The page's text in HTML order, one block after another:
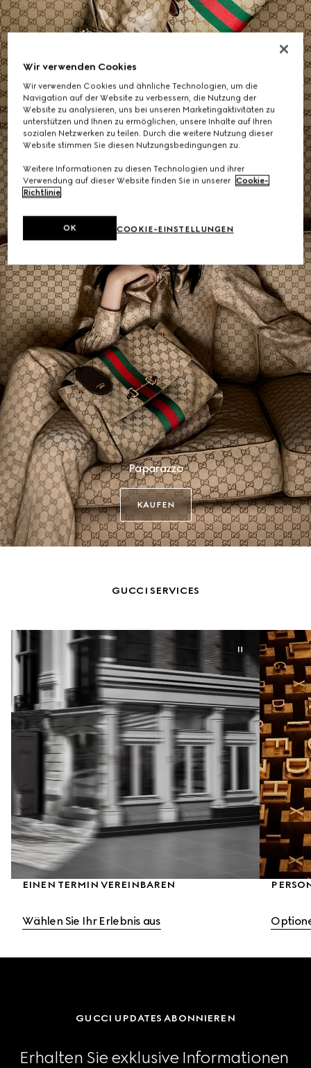
KAUFEN
Paparazzo
KAUFEN
GUCCI SERVICES
EINEN TERMIN VEREINBAREN
Wählen Sie Ihr Erlebnis aus
GUCCI UPDATES ABONNIEREN
Erhalten Sie exklusive Informationen
Wir verwenden Cookies
Wir verwenden Cookies und ähnliche Technologien, um die
Navigation auf der Website zu verbessern, die Nutzung der
Website zu analysieren, uns bei unseren Marketingaktivitäten zu
unterstützen und Ihnen zu ermöglichen, unsere Inhalte auf Ihren
sozialen Netzwerken zu teilen. Durch die weitere Nutzung dieser
Website stimmen Sie diesen Nutzungsbedingungen zu.
Weitere Informationen zu diesen Technologien und ihrer
Verwendung auf dieser Website finden Sie in unserer Cookie-
Richtlinie.
COOKIE-EINSTELLUNGEN
OK